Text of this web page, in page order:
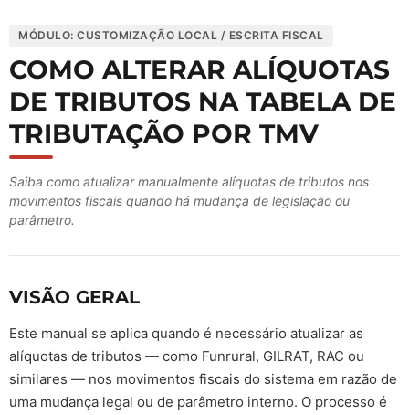
MÓDULO: CUSTOMIZAÇÃO LOCAL / ESCRITA FISCAL
COMO ALTERAR ALÍQUOTAS
DE TRIBUTOS NA TABELA DE
TRIBUTAÇÃO POR TMV
Saiba como atualizar manualmente alíquotas de tributos nos
movimentos fiscais quando há mudança de legislação ou
parâmetro.
VISÃO GERAL
Este manual se aplica quando é necessário atualizar as
alíquotas de tributos — como Funrural, GILRAT, RAC ou
similares — nos movimentos fiscais do sistema em razão de
uma mudança legal ou de parâmetro interno. O processo é